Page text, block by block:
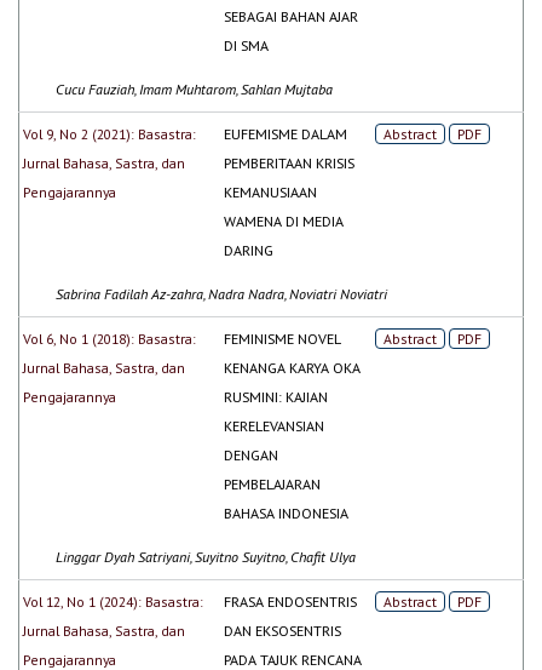
SEBAGAI BAHAN AJAR
DI SMA
Cucu Fauziah, Imam Muhtarom, Sahlan Mujtaba
Vol 9, No 2 (2021): Basastra:
Jurnal Bahasa, Sastra, dan
Pengajarannya
EUFEMISME DALAM
PEMBERITAAN KRISIS
KEMANUSIAAN
WAMENA DI MEDIA
DARING
Abstract PDF
Sabrina Fadilah Az-zahra, Nadra Nadra, Noviatri Noviatri
Vol 6, No 1 (2018): Basastra:
Jurnal Bahasa, Sastra, dan
Pengajarannya
FEMINISME NOVEL
KENANGA KARYA OKA
RUSMINI: KAJIAN
KERELEVANSIAN
DENGAN
PEMBELAJARAN
BAHASA INDONESIA
Abstract PDF
Linggar Dyah Satriyani, Suyitno Suyitno, Chafit Ulya
Vol 12, No 1 (2024): Basastra:
Jurnal Bahasa, Sastra, dan
Pengajarannya
FRASA ENDOSENTRIS
DAN EKSOSENTRIS
PADA TAJUK RENCANA
Abstract PDF